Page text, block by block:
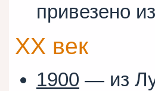
привезено из
XX век
1900 — из